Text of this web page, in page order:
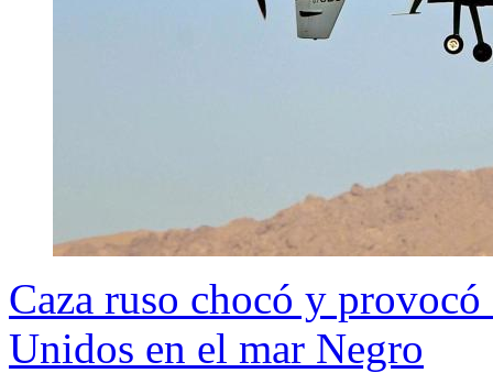
Caza ruso chocó y
Unidos en el mar Negro